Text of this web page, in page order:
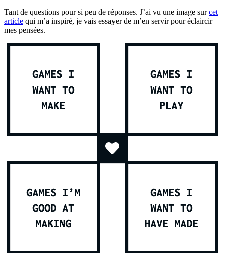
Tant de questions pour si peu de réponses. J’ai vu une image surcet
article qui m’a inspiré, je vais essayer de m’en servir pour éclaircir
mes pensées.